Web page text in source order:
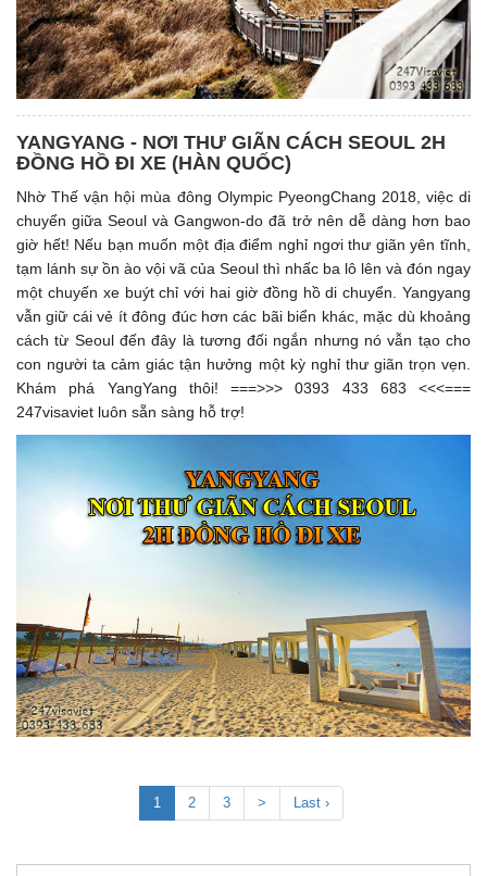
YANGYANG - NƠI THƯ GIÃN CÁCH SEOUL 2H
ĐỒNG HỒ ĐI XE (HÀN QUỐC)
Nhờ Thế vận hội mùa đông Olympic PyeongChang 2018, việc di
chuyển giữa Seoul và Gangwon-do đã trở nên dễ dàng hơn bao
giờ hết! Nếu bạn muốn một địa điểm nghỉ ngơi thư giãn yên tĩnh,
tạm lánh sự ồn ào vội vã của Seoul thì nhấc ba lô lên và đón ngay
một chuyến xe buýt chỉ với hai giờ đồng hồ di chuyển. Yangyang
vẫn giữ cái vẻ ít đông đúc hơn các bãi biển khác, mặc dù khoảng
cách từ Seoul đến đây là tương đối ngắn nhưng nó vẫn tạo cho
con người ta cảm giác tận hưởng một kỳ nghỉ thư giãn trọn vẹn.
Khám phá YangYang thôi! ===>>> 0393 433 683 <<<===
247visaviet luôn sẵn sàng hỗ trợ!
1 2 3 > Last ›